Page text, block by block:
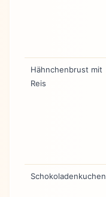
Hähnchenbrust mit
Reis
Schokoladenkuchen